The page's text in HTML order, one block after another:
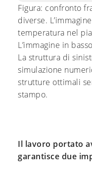
Figura: confronto
diverse.
temperatura nel
L’immagine in
La struttura di
simulazione
strutture ottimali
stampo.
Il lavoro portato
garantisce due